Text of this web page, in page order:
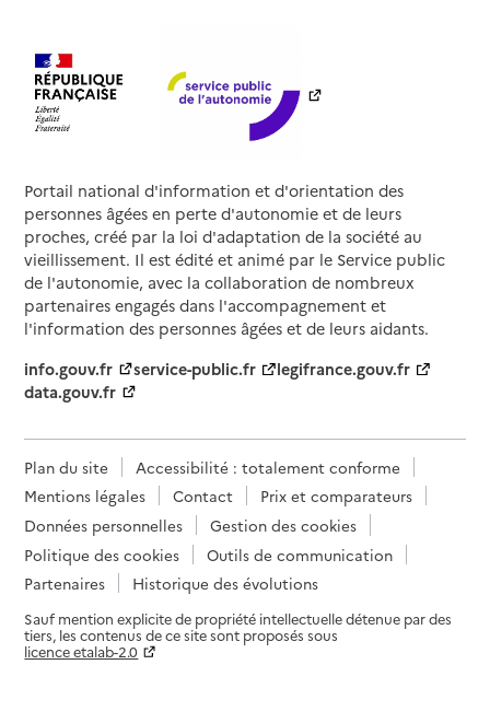
Portail national d'information et d'orientation des
personnes âgées en perte d'autonomie et de leurs
proches, créé par la loi d'adaptation de la société au
vieillissement. Il est édité et animé par le Service public
de l'autonomie, avec la collaboration de nombreux
partenaires engagés dans l'accompagnement et
l'information des personnes âgées et de leurs aidants.
info.gouv.fr
service-public.fr
legifrance.gouv.fr
data.gouv.fr
Plan du site
Accessibilité : totalement conforme
Mentions légales
Contact
Prix et comparateurs
Données personnelles
Gestion des cookies
Politique des cookies
Outils de communication
Partenaires
Historique des évolutions
Sauf mention explicite de propriété intellectuelle détenue par des
tiers, les contenus de ce site sont proposés sous
licence etalab-2.0